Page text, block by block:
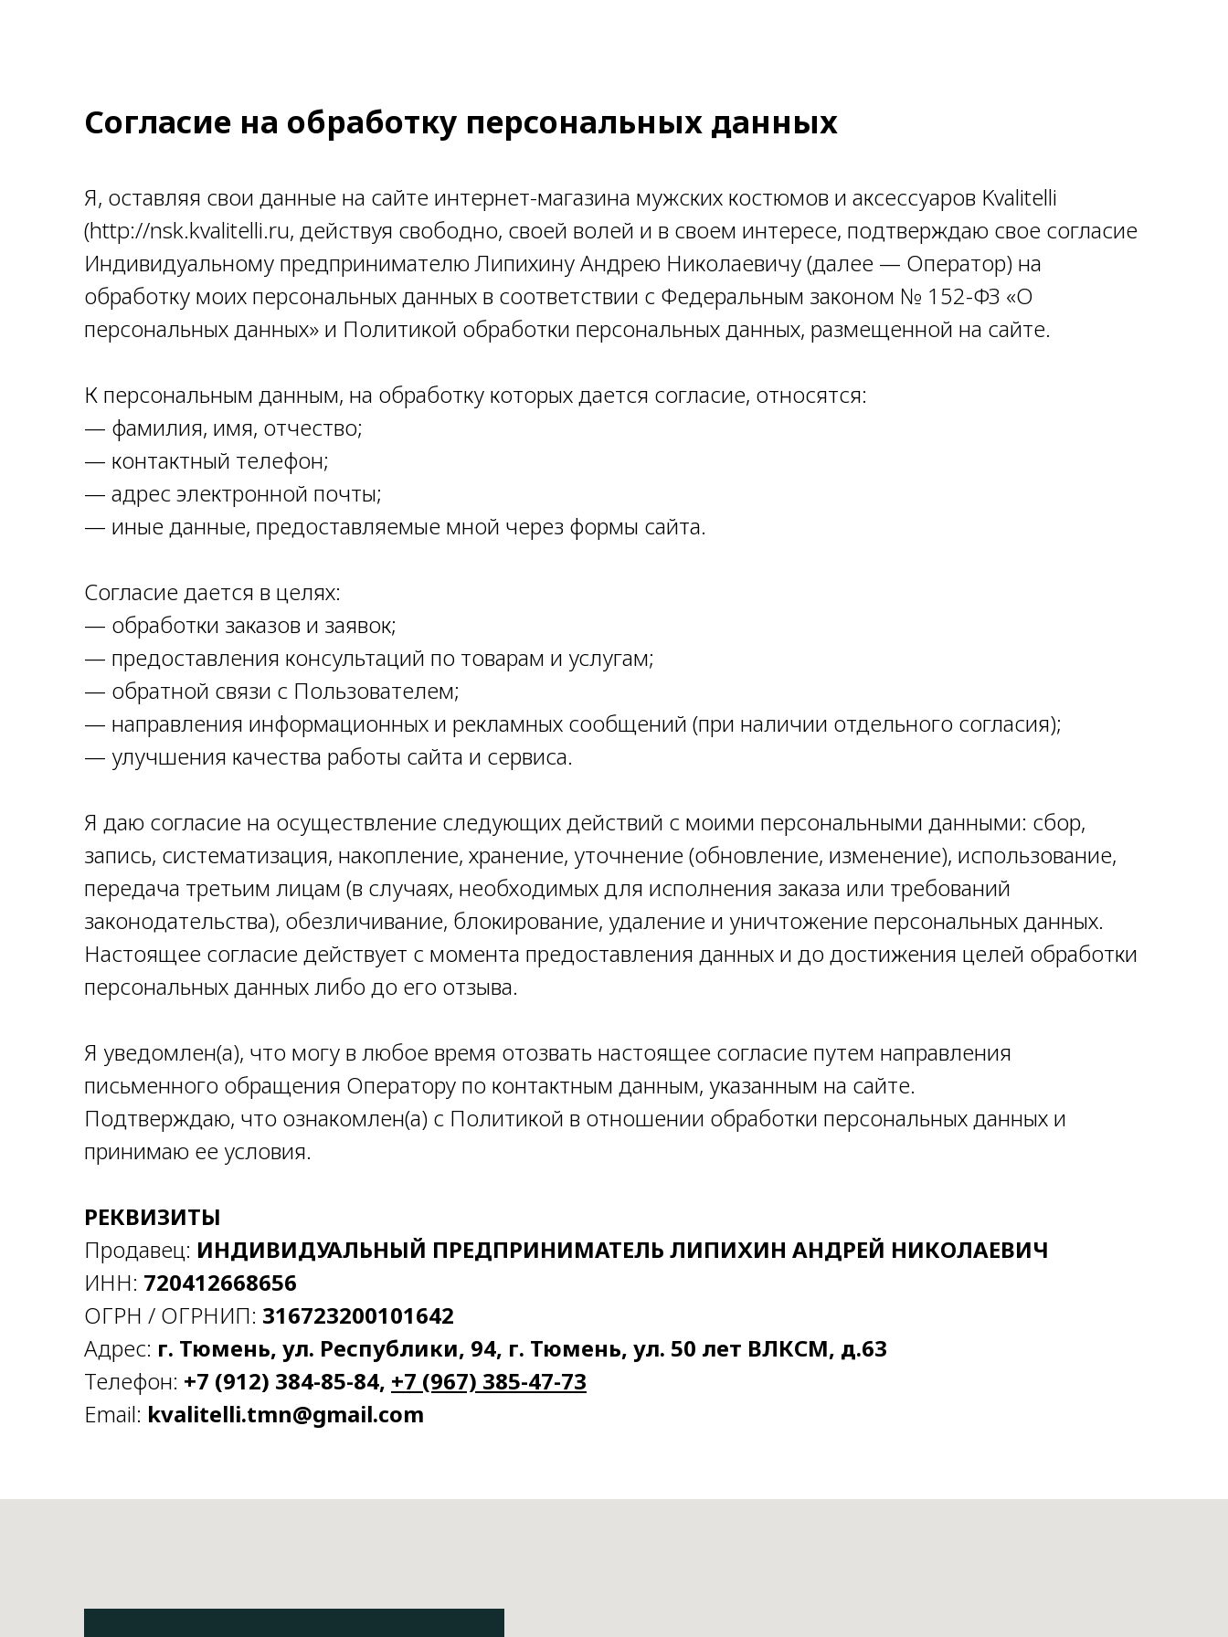
Согласие на обработку персональных данных
Я, оставляя свои данные на сайте интернет-магазина мужских костюмов и аксессуаров Kvalitelli
(http://nsk.kvalitelli.ru, действуя свободно, своей волей и в своем интересе, подтверждаю свое согласие
Индивидуальному предпринимателю Липихину Андрею Николаевичу (далее — Оператор) на
обработку моих персональных данных в соответствии с Федеральным законом № 152-ФЗ «О
персональных данных» и Политикой обработки персональных данных, размещенной на сайте.
К персональным данным, на обработку которых дается согласие, относятся:
— фамилия, имя, отчество;
— контактный телефон;
— адрес электронной почты;
— иные данные, предоставляемые мной через формы сайта.
Согласие дается в целях:
— обработки заказов и заявок;
— предоставления консультаций по товарам и услугам;
— обратной связи с Пользователем;
— направления информационных и рекламных сообщений (при наличии отдельного согласия);
— улучшения качества работы сайта и сервиса.
Я даю согласие на осуществление следующих действий с моими персональными данными: сбор,
запись, систематизация, накопление, хранение, уточнение (обновление, изменение), использование,
передача третьим лицам (в случаях, необходимых для исполнения заказа или требований
законодательства), обезличивание, блокирование, удаление и уничтожение персональных данных.
Настоящее согласие действует с момента предоставления данных и до достижения целей обработки
персональных данных либо до его отзыва.
Я уведомлен(а), что могу в любое время отозвать настоящее согласие путем направления
письменного обращения Оператору по контактным данным, указанным на сайте.
Подтверждаю, что ознакомлен(а) с Политикой в отношении обработки персональных данных и
принимаю ее условия.
РЕКВИЗИТЫ
Продавец: ИНДИВИДУАЛЬНЫЙ ПРЕДПРИНИМАТЕЛЬ ЛИПИХИН АНДРЕЙ НИКОЛАЕВИЧ
ИНН: 720412668656
ОГРН / ОГРНИП: 316723200101642
Адрес: г. Тюмень, ул. Республики, 94, г. Тюмень, ул. 50 лет ВЛКСМ, д.63
Телефон: +7 (912) 384-85-84, +7 (967) 385-47-73
Email: kvalitelli.tmn@gmail.com